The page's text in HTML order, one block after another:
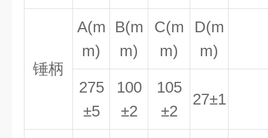
锤柄
A(m
m)
B(m
m)
C(m
m)
D(m
m)
275
±5
100
±2
105
±2
27±1